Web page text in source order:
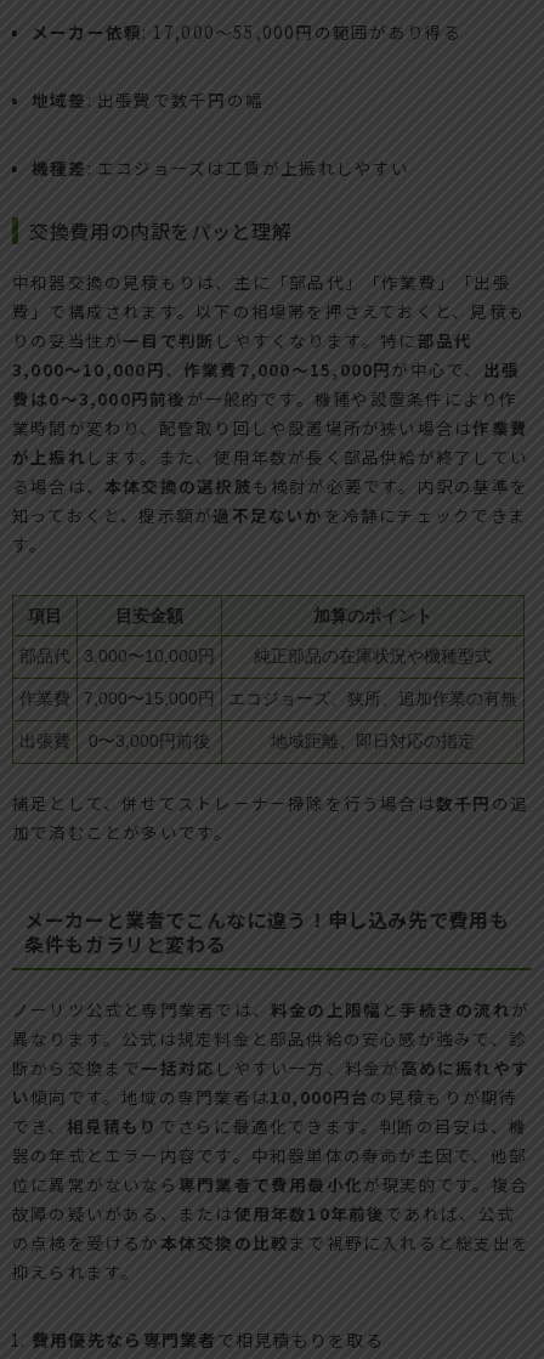
メーカー依頼: 17,000〜55,000円の範囲があり得る
地域差 : 出張費で数千円の幅
機種差 : エコジョーズは工賃が上振れしやすい
交換費用の内訳をパッと理解
中和器交換の見積もりは、主に「部品代」「作業費」「出張
費」で構成されます。以下の相場帯を押さえておくと、見積も
りの妥当性が一目で判断 しやすくなります。特に 部品代
3,000〜10,000円、 作業費7,000〜15,000円が中心で、 出張
費は0〜3,000円前後 が一般的です。機種や設置条件により作
業時間が変わり、配管取り回しや設置場所が狭い場合は作業費
が上振れ します。また、使用年数が長く部品供給が終了してい
る場合は、 本体交換の選択肢も検討が必要です。内訳の基準を
知っておくと、提示額が過不足ないか を冷静にチェックできま
す。
項目 目安金額 加算のポイント
部品代 3,000〜10,000円 純正部品の在庫状況や機種型式
作業費 7,000〜15,000円 エコジョーズ、狭所、追加作業の有無
出張費 0〜3,000円前後 地域距離、即日対応の指定
補足として、併せてストレーナー掃除を行う場合は数千円 の追
加で済むことが多いです。
メーカーと業者でこんなに違う！申し込み先で費用も
条件もガラリと変わる
ノーリツ公式と専門業者では、 料金の上限幅 と手続きの流れが
異なります。公式は規定料金と部品供給の安心感が強みで、診
断から交換まで一括対応 しやすい一方、料金が 高めに振れやす
い傾向です。地域の専門業者は10,000円台 の見積もりが期待
でき、 相見積もり でさらに最適化できます。判断の目安は、機
器の年式とエラー内容です。中和器単体の寿命が主因で、他部
位に異常がないなら 専門業者で費用最小化が現実的です。複合
故障の疑いがある、または使用年数10年前後であれば、公式
の点検を受けるか 本体交換の比較 まで視野に入れると総支出を
抑えられます。
費用優先なら専門業者 で相見積もりを取る